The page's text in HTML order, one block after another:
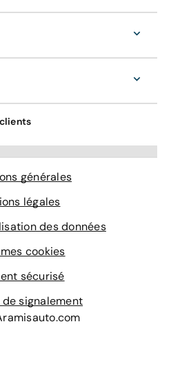
générales
légales
des données
cookies
sécurisé
signalement